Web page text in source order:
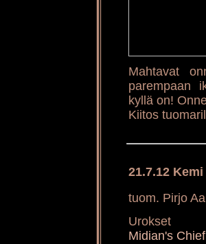
Mahtavat
parempaan
kyllä on!
Kiitos
21.7.12 Kemi
tuom. Pirjo
Urokset
Midian's